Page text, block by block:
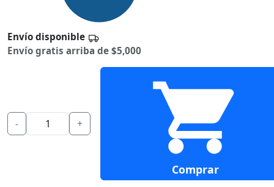
Envío disponible
Envío gratis arriba de $5,000
- +
Comprar